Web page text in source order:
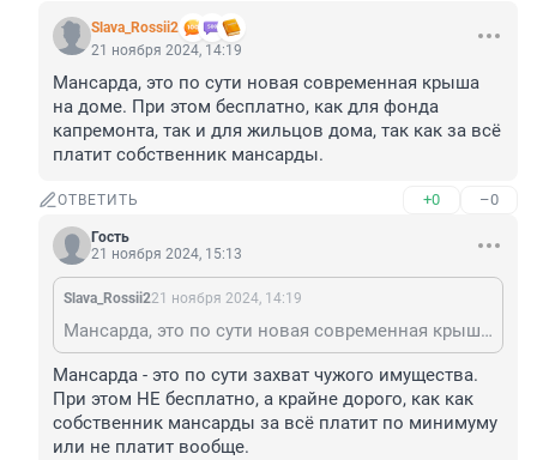
Slava_Rossii2
21 ноября 2024, 14:19
Мансарда, это по сути новая современная крыша
на доме. При этом бесплатно, как для фонда
капремонта, так и для жильцов дома, так как за всё
платит собственник мансарды.
ОТВЕТИТЬ +0 –0
Гость
21 ноября 2024, 15:13
Slava_Rossii221 ноября 2024, 14:19
Мансарда, это по сути новая современная крыша на доме. При этом бесплатно, как для фонда капремонта, так и для жильцов дома, так как за всё платит собственник мансарды.
Мансарда - это по сути захват чужого имущества.
При этом НЕ бесплатно, а крайне дорого, как как
собственник мансарды за всё платит по минимуму
или не платит вообще.